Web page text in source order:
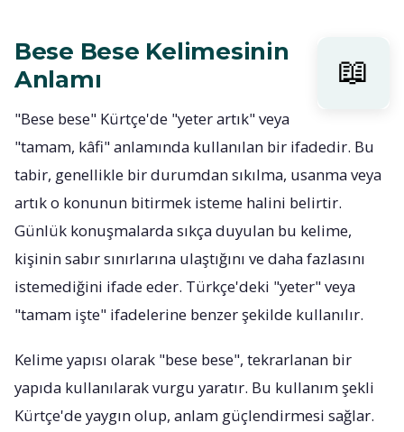
Bese Bese Kelimesinin
Anlamı
"Bese bese" Kürtçe'de "yeter artık" veya
"tamam, kâfi" anlamında kullanılan bir ifadedir. Bu
tabir, genellikle bir durumdan sıkılma, usanma veya
artık o konunun bitirmek isteme halini belirtir.
Günlük konuşmalarda sıkça duyulan bu kelime,
kişinin sabır sınırlarına ulaştığını ve daha fazlasını
istemediğini ifade eder. Türkçe'deki "yeter" veya
"tamam işte" ifadelerine benzer şekilde kullanılır.
Kelime yapısı olarak "bese bese", tekrarlanan bir
yapıda kullanılarak vurgu yaratır. Bu kullanım şekli
Kürtçe'de yaygın olup, anlam güçlendirmesi sağlar.